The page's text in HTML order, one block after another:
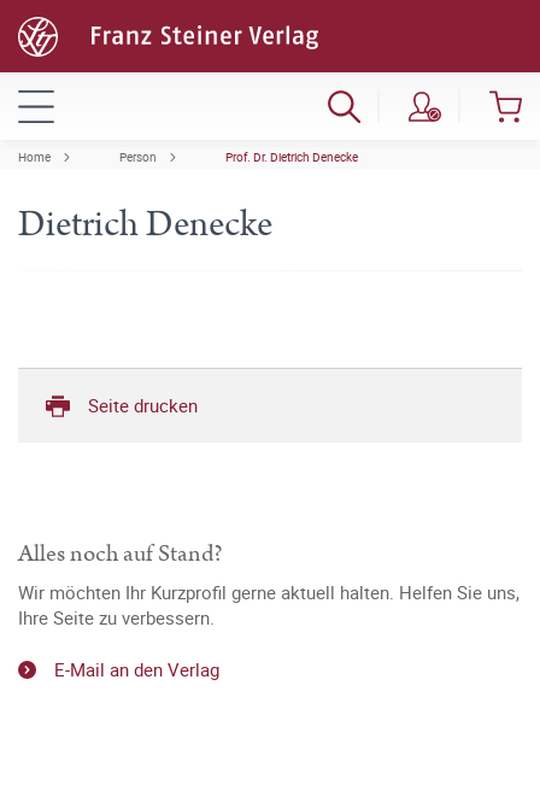
Home Person Prof. Dr. Dietrich Denecke
Dietrich Denecke
Seite drucken
Alles noch auf Stand?
Wir möchten Ihr Kurzprofil gerne aktuell halten. Helfen Sie uns,
Ihre Seite zu verbessern.
E-Mail an den Verlag